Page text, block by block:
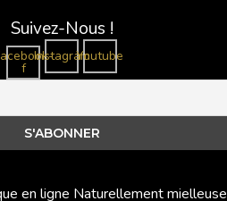
Suivez-Nous !
f
InstagramYoutube
en ligne Naturellement mielleuse